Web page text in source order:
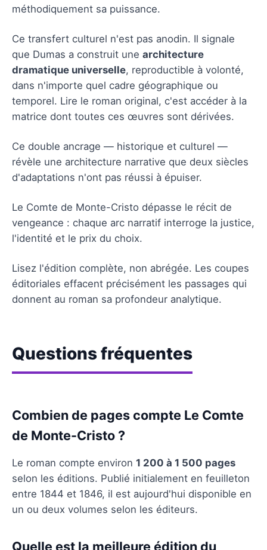
méthodiquement sa puissance.
Ce transfert culturel n'est pas anodin. Il signale
que Dumas a construit une architecture
dramatique universelle, reproductible à volonté,
dans n'importe quel cadre géographique ou
temporel. Lire le roman original, c'est accéder à la
matrice dont toutes ces œuvres sont dérivées.
Ce double ancrage — historique et culturel —
révèle une architecture narrative que deux siècles
d'adaptations n'ont pas réussi à épuiser.
Le Comte de Monte-Cristo dépasse le récit de
vengeance : chaque arc narratif interroge la justice,
l'identité et le prix du choix.
Lisez l'édition complète, non abrégée. Les coupes
éditoriales effacent précisément les passages qui
donnent au roman sa profondeur analytique.
Questions fréquentes
Combien de pages compte Le Comte
de Monte-Cristo ?
Le roman compte environ 1 200 à 1 500 pages
selon les éditions. Publié initialement en feuilleton
entre 1844 et 1846, il est aujourd'hui disponible en
un ou deux volumes selon les éditeurs.
Quelle est la meilleure édition du